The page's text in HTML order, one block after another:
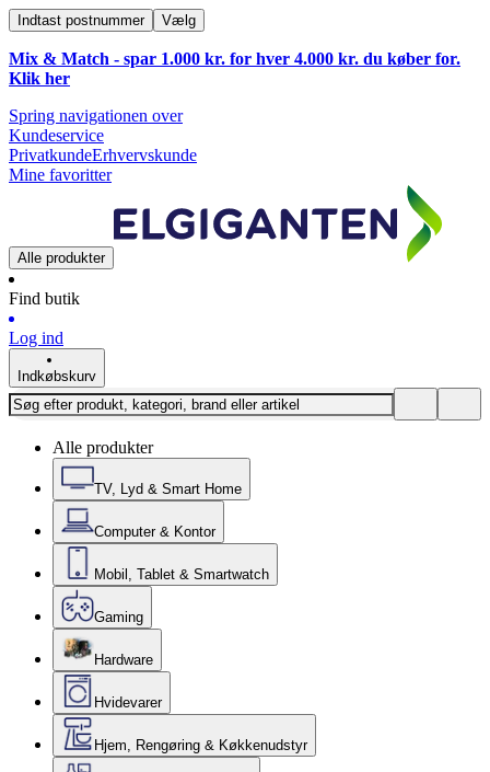
Indtast postnummer Vælg
Mix & Match - spar 1.000 kr. for hver 4.000 kr. du køber for.
Klik her
Spring navigationen over
Kundeservice
PrivatkundeErhvervskunde
Mine favoritter
Alle produkter
Find butik
Log ind
Indkøbskurv
Alle produkter
TV, Lyd & Smart Home
Computer & Kontor
Mobil, Tablet & Smartwatch
Gaming
Hardware
Hvidevarer
Hjem, Rengøring & Køkkenudstyr